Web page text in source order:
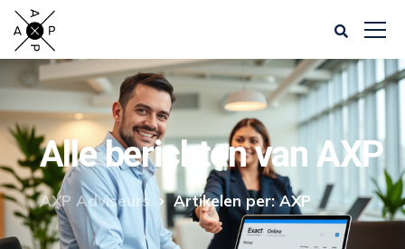
Alle berichten van AXP
AXP Adviseurs Artikelen per: AXP